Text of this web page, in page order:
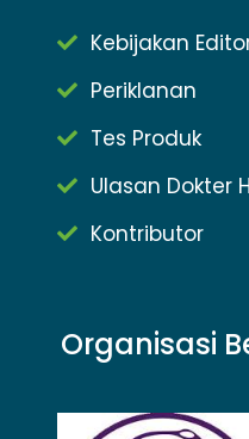
Kebijakan
Periklanan
Tes Produk
Ulasan Dokter
Kontributor
Organisasi